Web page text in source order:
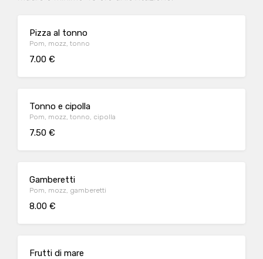
Pizza al tonno
Pom, mozz, tonno
7.00 €
Tonno e cipolla
Pom, mozz, tonno, cipolla
7.50 €
Gamberetti
Pom, mozz, gamberetti
8.00 €
Frutti di mare